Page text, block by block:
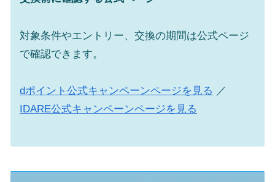
対象条件やエントリー、交換の期間は公式ページ
で確認できます。
dポイント公式キャンペーンページを見る ／
IDARE公式キャンペーンページを見る